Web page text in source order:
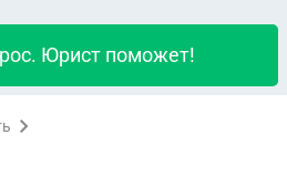
Юрист поможет!